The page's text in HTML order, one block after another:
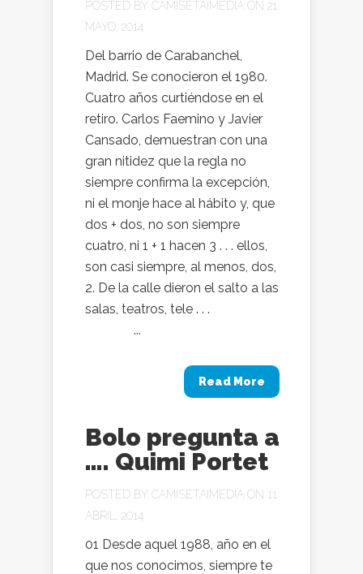
POSTED BY CAMISETAIMEDIA ON 21
MAYO, 2014
Del barrio de Carabanchel,
Madrid. Se conocieron el 1980.
Cuatro años curtiéndose en el
retiro. Carlos Faemino y Javier
Cansado, demuestran con una
gran nitidez que la regla no
siempre confirma la excepción,
ni el monje hace al hábito y, que
dos + dos, no son siempre
cuatro, ni 1 + 1 hacen 3 . . . ellos,
son casi siempre, al menos, dos,
2. De la calle dieron el salto a las
salas, teatros, tele . . .
...
Read More
Bolo pregunta a
…. Quimi Portet
POSTED BY CAMISETAIMEDIA ON 11
ABRIL, 2014
01 Desde aquel 1988, año en el
que nos conocimos, siempre te